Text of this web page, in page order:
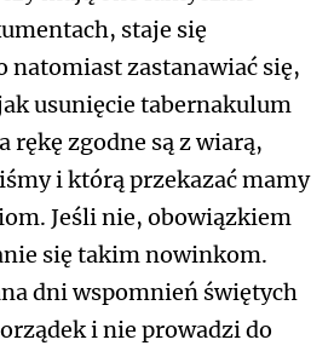
staje się
natomiast zastanawiać się,
usunięcie tabernakulum
rękę zgodne są z wiarą,
i którą przekazać mamy
Jeśli nie, obowiązkiem
się takim nowinkom.
dni wspomnień świętych
i nie prowadzi do